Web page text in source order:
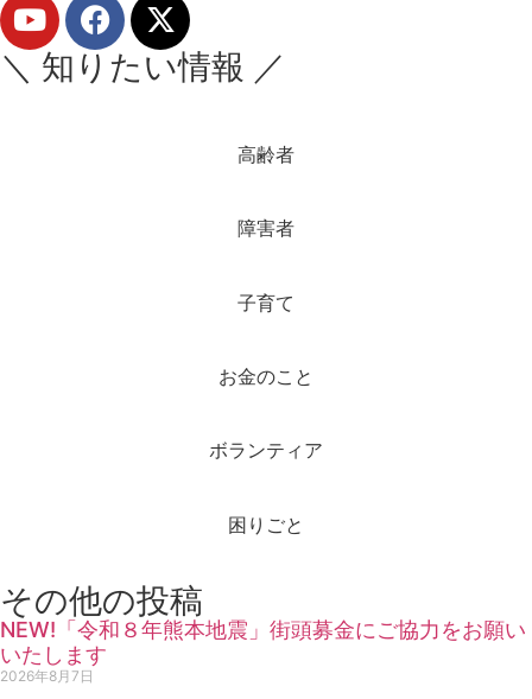
＼ 知りたい情報 ／
高齢者
障害者
子育て
お金のこと
ボランティア
困りごと
その他の投稿
NEW! 「令和８年熊本地震」街頭募金にご協力をお願い
いたします
2026年8月7日